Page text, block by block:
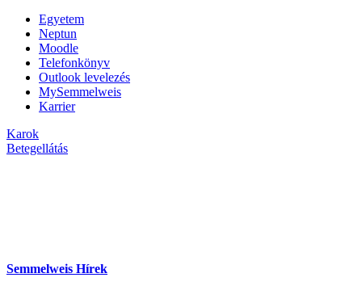
Egyetem
Neptun
Moodle
Telefonkönyv
Outlook levelezés
MySemmelweis
Karrier
Karok
Betegellátás
Semmelweis Hírek